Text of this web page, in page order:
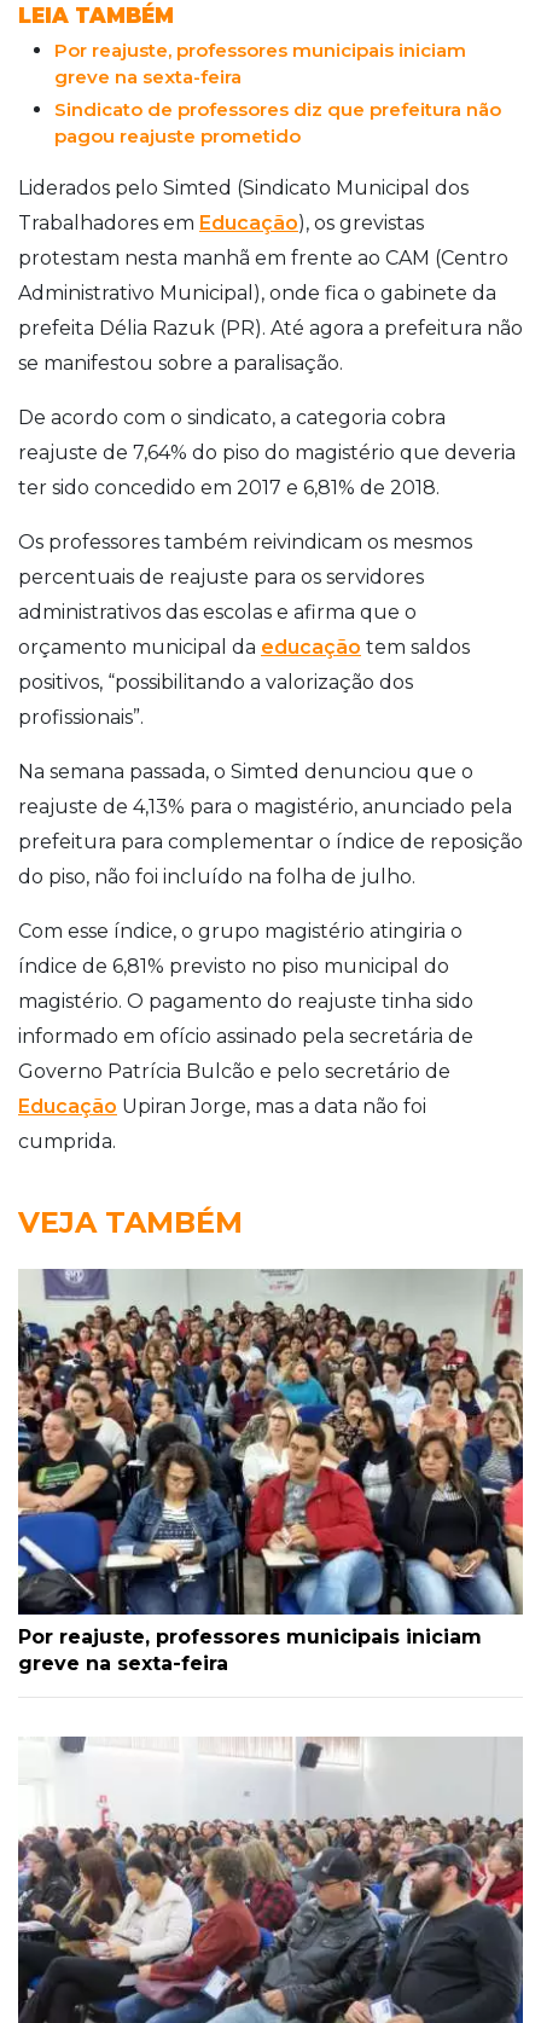
LEIA TAMBÉM
Por reajuste, professores municipais iniciam
greve na sexta-feira
Sindicato de professores diz que prefeitura não
pagou reajuste prometido
Liderados pelo Simted (Sindicato Municipal dos
Trabalhadores em Educação), os grevistas
protestam nesta manhã em frente ao CAM (Centro
Administrativo Municipal), onde fica o gabinete da
prefeita Délia Razuk (PR). Até agora a prefeitura não
se manifestou sobre a paralisação.
De acordo com o sindicato, a categoria cobra
reajuste de 7,64% do piso do magistério que deveria
ter sido concedido em 2017 e 6,81% de 2018.
Os professores também reivindicam os mesmos
percentuais de reajuste para os servidores
administrativos das escolas e afirma que o
orçamento municipal da educação tem saldos
positivos, “possibilitando a valorização dos
profissionais”.
Na semana passada, o Simted denunciou que o
reajuste de 4,13% para o magistério, anunciado pela
prefeitura para complementar o índice de reposição
do piso, não foi incluído na folha de julho.
Com esse índice, o grupo magistério atingiria o
índice de 6,81% previsto no piso municipal do
magistério. O pagamento do reajuste tinha sido
informado em ofício assinado pela secretária de
Governo Patrícia Bulcão e pelo secretário de
Educação Upiran Jorge, mas a data não foi
cumprida.
VEJA TAMBÉM
Por reajuste, professores municipais iniciam
greve na sexta-feira